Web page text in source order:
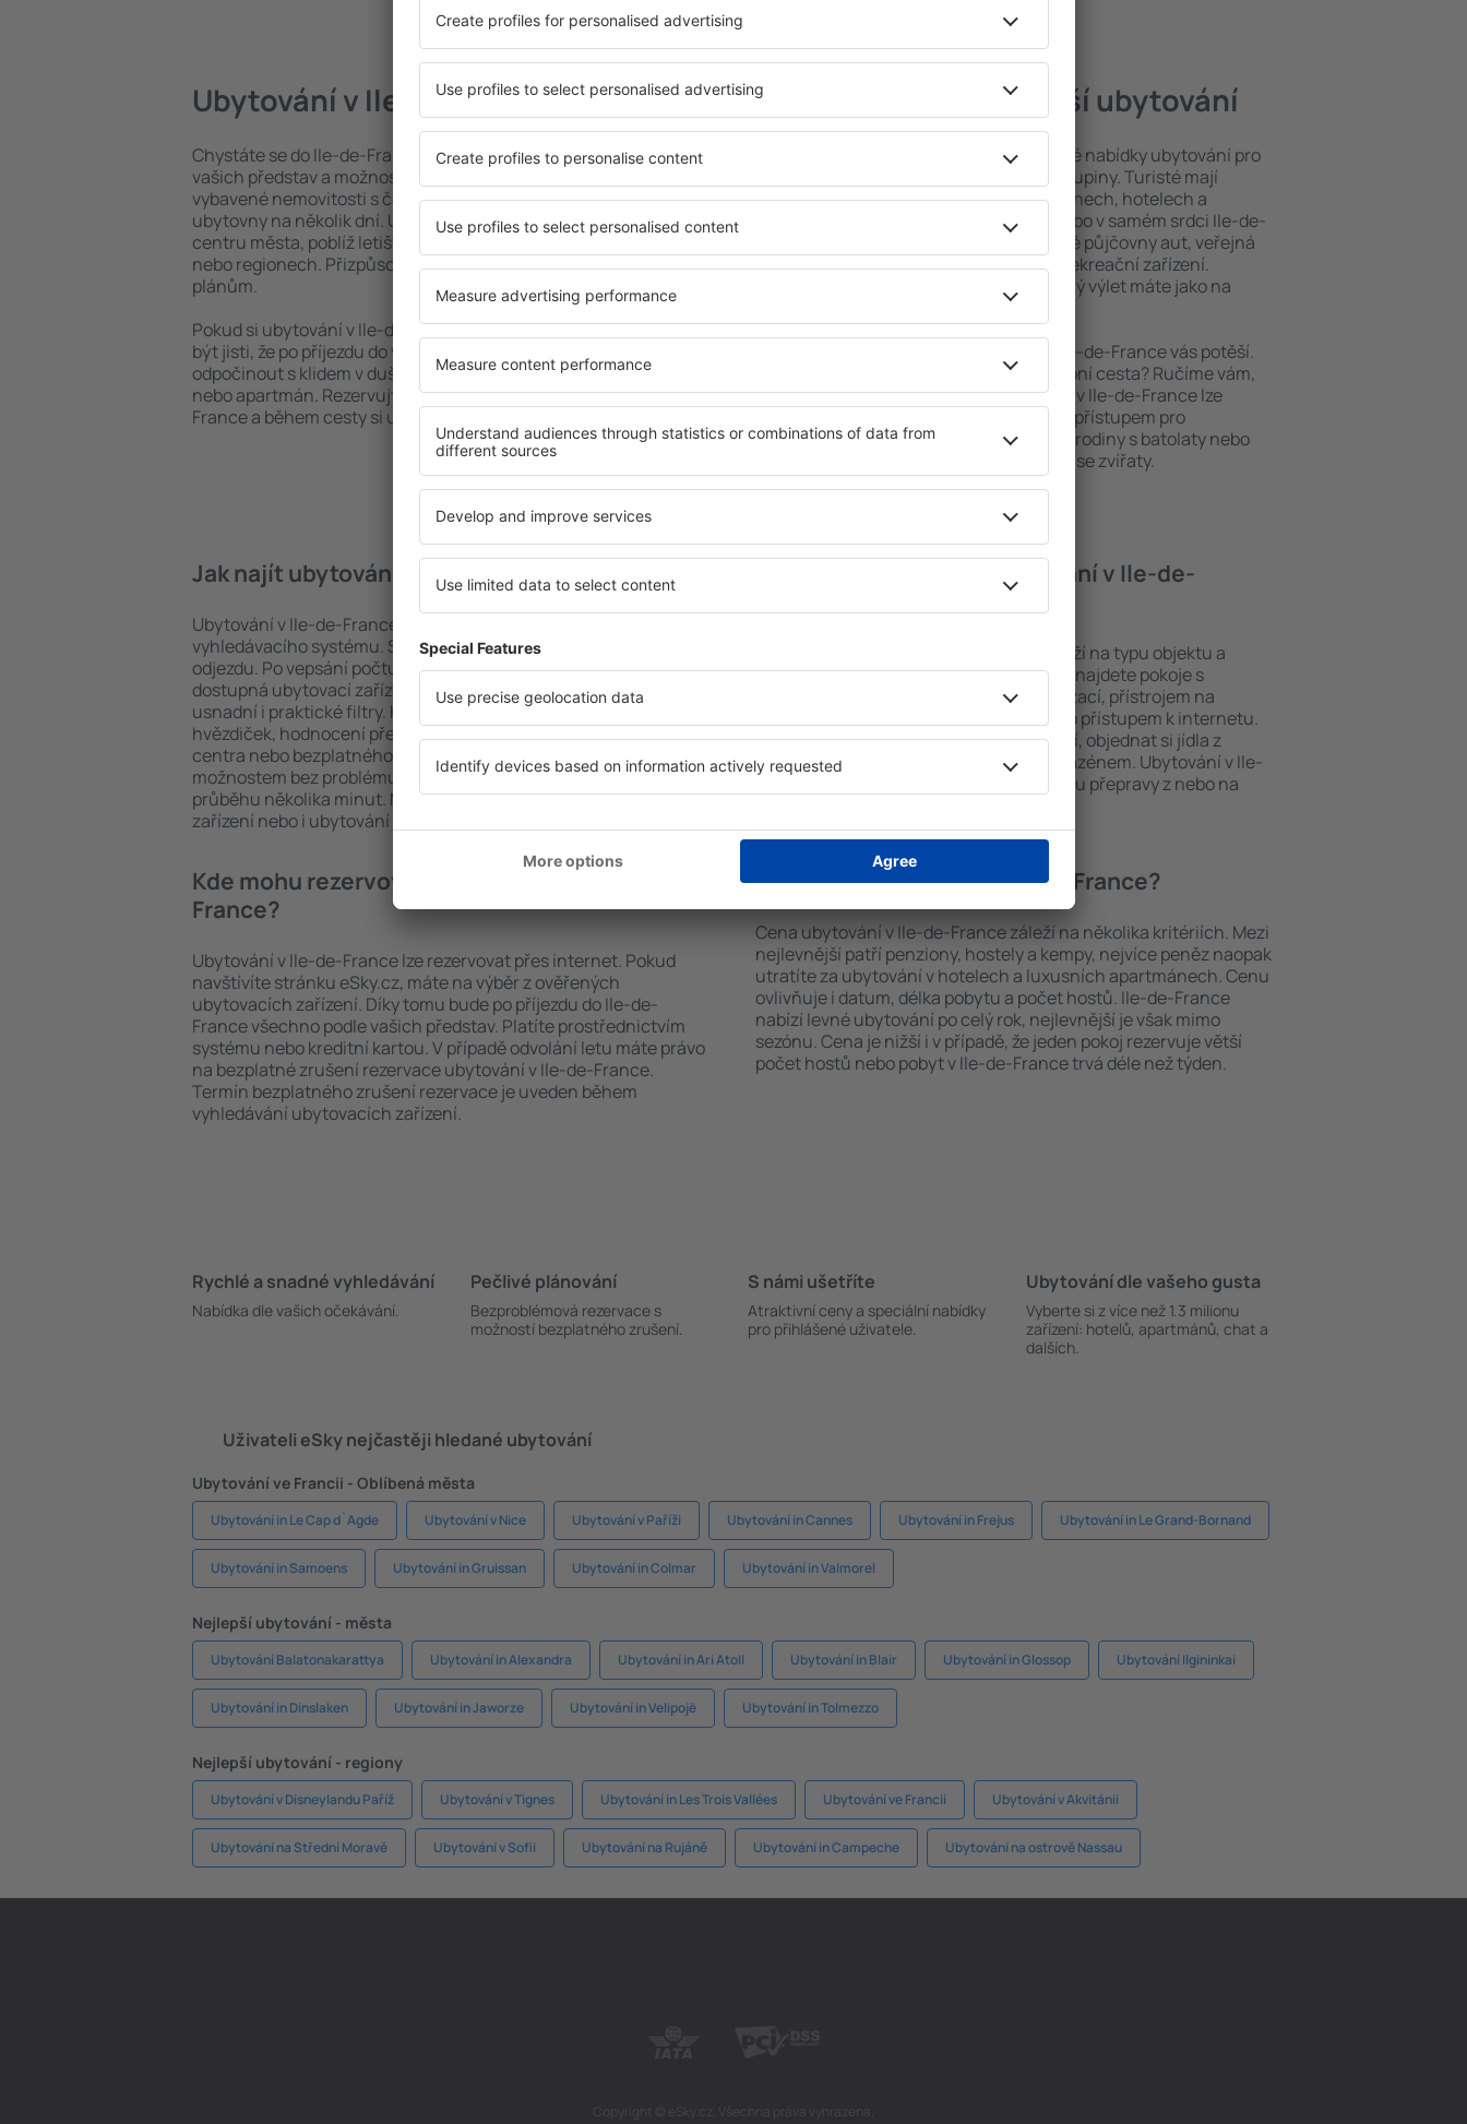
Ubytování v Ile-de-France
Chystáte se do Ile-de-France? Najděte si ubytování přesně podle
vašich představ a možností. Můžete využít prostorné, komfortně
vybavené nemovitosti s četnými vymoženostmi, jakož i levné
ubytovny na několik dní. Ubytování v Ile-de-France je dostupné v
centru města, poblíž letiště i v méně vyhledávaných okresech
nebo regionech. Přizpůsobte ubytování vašim potřebám a dalším
plánům.
Pokud si ubytování v Ile-de-France zarezervujete včas, můžete si
být jisti, že po příjezdu do vaší destinace si budete moci
odpočinout s klidem v duši a bez toho, abyste museli hledat hotel
nebo apartmán. Rezervujte si ubytování před odjezdem do Ile-de-
France a během cesty si užijete uvolněnou atmosféru.
Ile-de-France – nejlepší ubytování
v Ile-de-France si můžete vybrat ze široké nabídky ubytování pro
jednotlivce, páry, rodiny, seniory nebo skupiny. Turisté mají
možnost přenocovat v různých apartmánech, hotelech a
penzionech – v poklidných oblastech nebo v samém srdci Ile-de-
France. Mezi další výhody patří i nedaleké půjčovny aut, veřejná
doprava, četné obchody, restaurační a rekreační zařízení.
Všechno nezbytné pro nezapomenutelný výlet máte jako na
Pokud toužíte po luxusním ubytování, Ile-de-France vás potěší.
Dokonalá dovolená nebo úspěšná služební cesta? Ručíme vám,
že budete nadmíru spokojeni. Ubytování v Ile-de-France lze
rezervovat v zařízeních s bezbariérovým přístupem pro
handicapované osoby. Na své si přijdou i rodiny s batolaty nebo
malými dětmi a návštěvníci, kteří cestují se zvířaty.
Jak najít ubytování v Ile-de-France?
Ubytování v Ile-de-France lze rychle najít prostřednictvím našeho
vyhledávacího systému. Stačí uvést cíl cesty a termín příjezdu a
odjezdu. Po vepsání počtu cestujících systém rychle najde
dostupná ubytovací zařízení v Ile-de-France. Výběr ubytování
usnadní i praktické filtry. Hledat můžete podle typu zařízení, počtu
hvězdiček, hodnocení předchozích návštěvníků, vzdálenosti od
centra nebo bezplatného zrušení rezervace. Díky těmto
možnostem bez problému najdete ubytování v Ile-de-France v
průběhu několika minut. Můžete rezervovat pouze ubytovací
zařízení nebo i ubytování s letem.
Jaké vybavení nabízí ubytování v Ile-de-
Vybavení ubytování v Ile-de-France záleží na typu objektu a
počtu hvězdiček. V dostupných místech najdete pokoje s
kuchyňským koutem, balkonem, klimatizací, přístrojem na
přípravu kávy a čaje, sadou ručníků nebo přístupem k internetu.
Hosté mohou využít bezplatné parkování, objednat si jídla z
restaurace, nebo mohou zvolit hotel s bazénem. Ubytování v Ile-
de-France lze navíc rezervovat se službou přepravy z nebo na
Kde mohu rezervovat ubytování v Ile-de-
France?
Ubytování v Ile-de-France lze rezervovat přes internet. Pokud
navštívíte stránku eSky.cz, máte na výběr z ověřených
ubytovacích zařízení. Díky tomu bude po příjezdu do Ile-de-
France všechno podle vašich představ. Platíte prostřednictvím
systému nebo kreditní kartou. V případě odvolání letu máte právo
na bezplatné zrušení rezervace ubytování v Ile-de-France.
Termín bezplatného zrušení rezervace je uveden během
vyhledávání ubytovacích zařízení.
Kolik stojí ubytování v Ile-de-France?
Cena ubytování v Ile-de-France záleží na několika kritériích. Mezi
nejlevnější patří penziony, hostely a kempy, nejvíce peněz naopak
utratíte za ubytování v hotelech a luxusních apartmánech. Cenu
ovlivňuje i datum, délka pobytu a počet hostů. Ile-de-France
nabízí levné ubytování po celý rok, nejlevnější je však mimo
sezónu. Cena je nižší i v případě, že jeden pokoj rezervuje větší
počet hostů nebo pobyt v Ile-de-France trvá déle než týden.
Rychlé a snadné vyhledávání
Nabídka dle vašich očekávání.
Pečlivé plánování
Bezproblémová rezervace s
možností bezplatného zrušení.
S námi ušetříte
Atraktivní ceny a speciální nabídky
pro přihlášené uživatele.
Ubytování dle vašeho gusta
Vyberte si z více než 1.3 milionu
zařízení: hotelů, apartmánů, chat a
dalších.
Uživateli eSky nejčastěji hledané ubytování
Ubytování ve Francii - Oblíbená města
Ubytování in Le Cap d`Agde Ubytování v Nice Ubytování v Paříži Ubytování in Cannes Ubytování in Frejus Ubytování in Le Grand-Bornand
Ubytování in Samoens Ubytování in Gruissan Ubytování in Colmar Ubytování in Valmorel
Nejlepší ubytování - města
Ubytování Balatonakarattya Ubytování in Alexandra Ubytování in Ari Atoll Ubytování in Blair Ubytování in Glossop Ubytování Ilgininkai
Ubytování in Dinslaken Ubytování in Jaworze Ubytování in Velipojë Ubytování in Tolmezzo
Nejlepší ubytování - regiony
Ubytování v Disneylandu Paříž Ubytování v Tignes Ubytování in Les Trois Vallées Ubytování ve Francii Ubytování v Akvitánii
Ubytování na Střední Moravě Ubytování v Sofii Ubytování na Rujáně Ubytování in Campeche Ubytování na ostrově Nassau
Copyright © eSky.cz. Všechna práva vyhrazena.